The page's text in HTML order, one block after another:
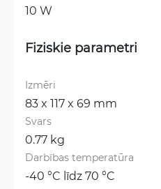
10 W
Fiziskie parametri
Izmēri
83 x 117 x 69 mm
Svars
0.77 kg
Darbības temperatūra
-40 °C līdz 70 °C